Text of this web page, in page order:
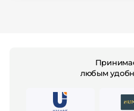
любым